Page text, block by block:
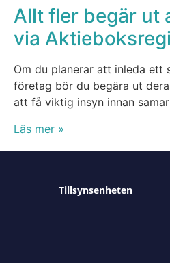
Allt fler begär ut
via
Om du planerar att inleda ett
företag bör du begära ut
att få viktig insyn innan
Läs mer »
Tillsynsenheten